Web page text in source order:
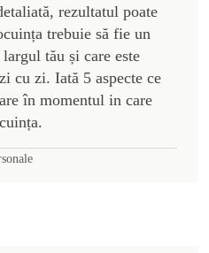
rezultatul poate
trebuie să fie un
tău și care este
cu zi. Iată 5 aspecte ce
în momentul in care